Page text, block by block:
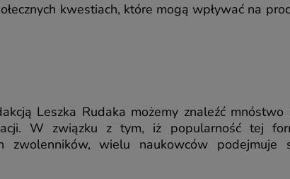
kwestiach, które mogą wpływać na
Leszka Rudaka możemy znaleźć mnóstwo
W związku z tym, iż popularność tej
zwolenników, wielu naukowców